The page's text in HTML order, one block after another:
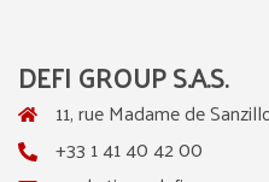
DEFI GROUP S.A.S.
11, rue Madame de
+33 1 41 40 42 00